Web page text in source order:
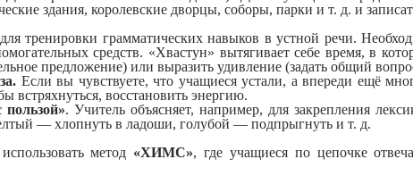
здания, королевские дворцы, соборы, парки и т. д. и
для тренировки грамматических навыков в устной речи.
средств. «Хвастун» вытягивает себе время, в
предложение) или выразить удивление (задать общий
Если вы чувствуете, что учащиеся устали, а впереди ещё
встряхнуться, восстановить энергию.
пользой». Учитель объясняет, например, для закрепления
— хлопнуть в ладоши, голубой — подпрыгнуть и т. д.
метод «ХИМС», где учащиеся по цепочке